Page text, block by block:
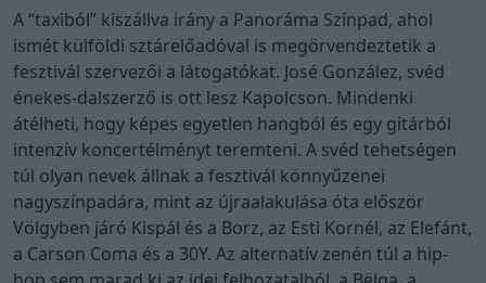
A “taxiból” kiszállva irány a Panoráma Színpad, ahol
ismét külföldi sztárelőadóval is megörvendeztetik a
fesztivál szervezői a látogatókat. José González, svéd
énekes-dalszerző is ott lesz Kapolcson. Mindenki
átélheti, hogy képes egyetlen hangból és egy gitárból
intenzív koncertélményt teremteni. A svéd tehetségen
túl olyan nevek állnak a fesztivál könnyűzenei
nagyszínpadára, mint az újraalakulása óta először
Völgyben járó Kispál és a Borz, az Esti Kornél, az Elefánt,
a Carson Coma és a 30Y. Az alternatív zenén túl a hip-